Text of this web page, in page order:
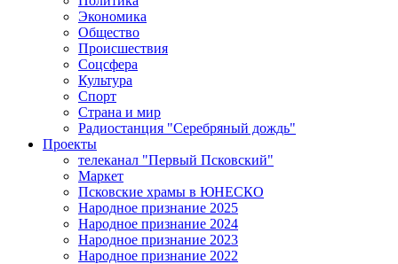
Экономика
Общество
Происшествия
Соцсфера
Культура
Спорт
Страна и мир
Радиостанция "Серебряный дождь"
Проекты
телеканал "Первый Псковский"
Маркет
Псковские храмы в ЮНЕСКО
Народное признание 2025
Народное признание 2024
Народное признание 2023
Народное признание 2022